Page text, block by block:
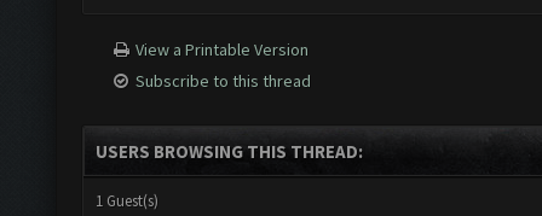
View a Printable Version
Subscribe to this thread
USERS BROWSING THIS THREAD:
1 Guest(s)